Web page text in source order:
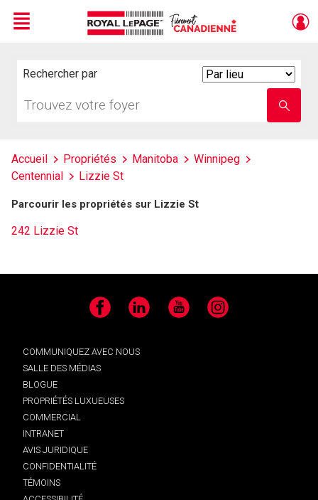
Menu
Rechercher par
votre
nom
Accueil Propriétés Manitoba
Winnipeg
Centennial
Lizzie St
Parcourir les propriétés sur Lizzie St
242 Lizzie St
Facebook LinkedIn YouTube Instagram
COMMUNIQUEZ AVEC NOUS
SALLE DES MÉDIAS
BLOGUE
PROPRIÉTÉS LUXUEUSES
COMMERCIAL
INTRANET
AVIS JURIDIQUE
CONFIDENTIALITÉ
TÉMOINS